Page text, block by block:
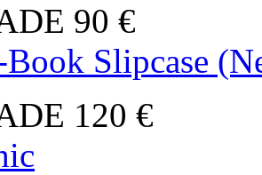
90 €
Book Slipcase
120 €